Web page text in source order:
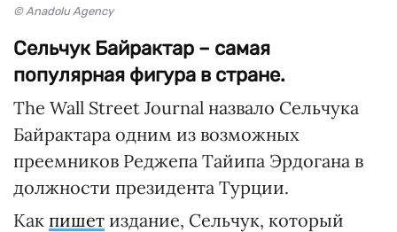
© Anadolu Agency
Сельчук Байрактар – самая
популярная фигура в стране.
The Wall Street Journal назвало Сельчука
Байрактара одним из возможных
преемников Реджепа Тайипа Эрдогана в
должности президента Турции.
Как пишет издание, Сельчук, который